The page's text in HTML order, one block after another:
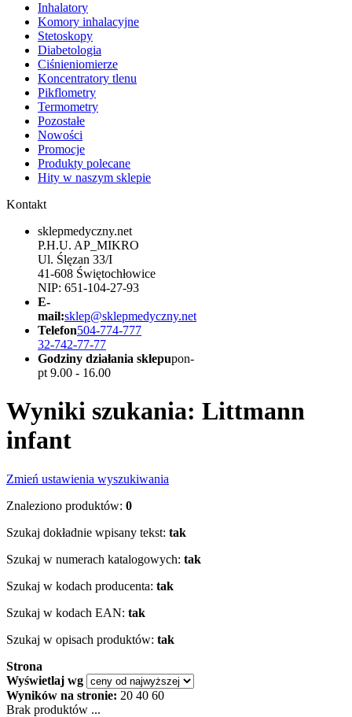
Inhalatory
Komory inhalacyjne
Stetoskopy
Diabetologia
Ciśnieniomierze
Koncentratory tlenu
Pikflometry
Termometry
Pozostałe
Nowości
Promocje
Produkty polecane
Hity w naszym sklepie
Kontakt
sklepmedyczny.net
P.H.U. AP_MIKRO
Ul. Ślęzan 33/I
41-608 Świętochłowice
NIP: 651-104-27-93
E-
mail:sklep@sklepmedyczny.net
Telefon504-774-777
32-742-77-77
Godziny działania sklepupon-
pt 9.00 - 16.00
Wyniki szukania: Littmann
infant
Zmień ustawienia wyszukiwania
Znaleziono produktów: 0
Szukaj dokładnie wpisany tekst: tak
Szukaj w numerach katalogowych: tak
Szukaj w kodach producenta: tak
Szukaj w kodach EAN: tak
Szukaj w opisach produktów: tak
Strona
Wyświetlaj wg
Wyników na stronie: 20 40 60
Brak produktów ...